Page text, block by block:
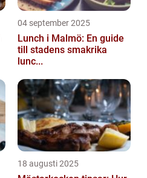
04 september 2025
Lunch i Malmö: En guide
till stadens smakrika
lunc...
18 augusti 2025